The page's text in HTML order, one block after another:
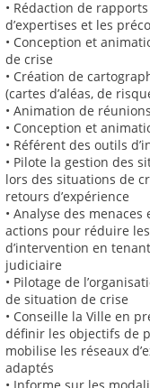
• Rédaction de
d’expertises et les
• Conception et
de crise
• Création de
(cartes d’aléas, de
• Animation de
• Conception et
• Référent des outils
• Pilote la gestion des
lors des situations de
retours d’expérience
• Analyse des
actions pour réduire
d’intervention en
judiciaire
• Pilotage de
de situation de crise
• Conseille la Ville en
définir les objectifs de
mobilise les réseaux
adaptés